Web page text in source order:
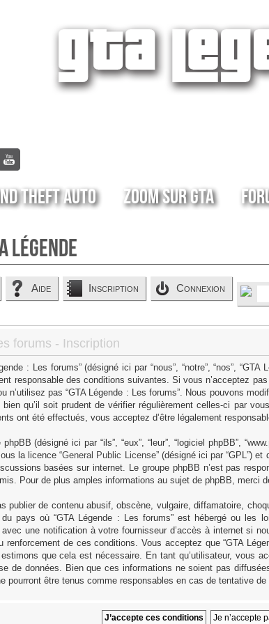
Theft Auto Zoom sur GTA
Légende
Aide Inscription Connexion
forums - Inscription
: Les forums” (désigné ici par “nous”, “notre”, “nos”,
responsable des conditions suivantes. Si vous n’acceptez
n’utilisez pas “GTA Légende : Les forums”. Nous pouvons
qu’il soit prudent de vérifier régulièrement celles-ci par
ont été effectués, vous acceptez d’être légalement
(désigné ici par “ils”, “eux”, “leur”, “logiciel phpBB”,
la licence “General Public License” (désigné ici par “GPL”)
basées sur internet. Le groupe phpBB n’est pas
Pour de plus amples informations au sujet de phpBB, merci
publier de contenu abusif, obscène, vulgaire, diffamatoire,
pays où “GTA Légende : Les forums” est hébergé ou les
une notification à votre fournisseur d’accès à internet si
renforcement de ces conditions. Vous acceptez que “GTA
que cela est nécessaire. En tant qu’utilisateur, vous
de données. Bien que ces informations ne soient pas
pourront être tenus comme responsables en cas de tentative